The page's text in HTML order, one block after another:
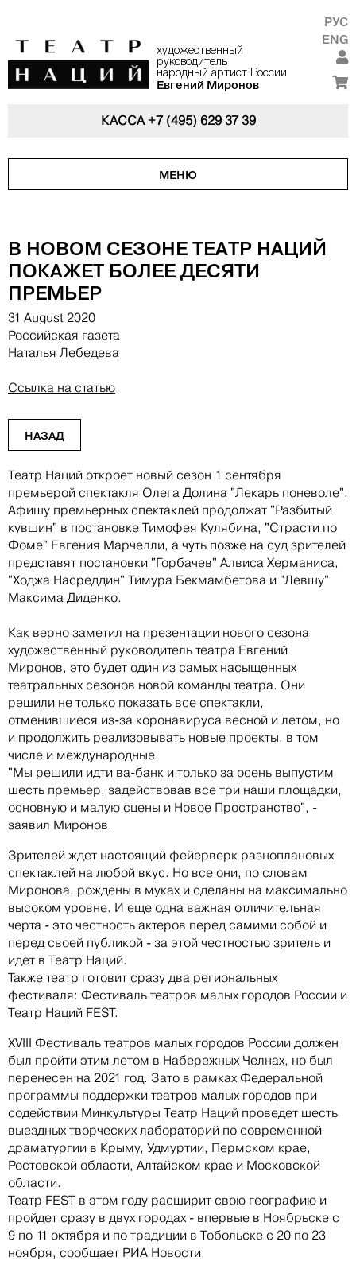
художественный
руководитель
народный артист России
Евгений Миронов
РУС
ENG
КАССА+7 (495) 629 37 39
МЕНЮ
В НОВОМ СЕЗОНЕ ТЕАТР НАЦИЙ
ПОКАЖЕТ БОЛЕЕ ДЕСЯТИ
ПРЕМЬЕР
31 August 2020
Российская газета
Наталья Лебедева
Ссылка на статью
НАЗАД
Театр Наций откроет новый сезон 1 сентября
премьерой спектакля Олега Долина "Лекарь поневоле".
Афишу премьерных спектаклей продолжат "Разбитый
кувшин" в постановке Тимофея Кулябина, "Страсти по
Фоме" Евгения Марчелли, а чуть позже на суд зрителей
представят постановки "Горбачев" Алвиса Херманиса,
"Ходжа Насреддин" Тимура Бекмамбетова и "Левшу"
Максима Диденко.
Как верно заметил на презентации нового сезона
художественный руководитель театра Евгений
Миронов, это будет один из самых насыщенных
театральных сезонов новой команды театра. Они
решили не только показать все спектакли,
отменившиеся из-за коронавируса весной и летом, но
и продолжить реализовывать новые проекты, в том
числе и международные.
"Мы решили идти ва-банк и только за осень выпустим
шесть премьер, задействовав все три наши площадки,
основную и малую сцены и Новое Пространство", -
заявил Миронов.
Зрителей ждет настоящий фейерверк разноплановых
спектаклей на любой вкус. Но все они, по словам
Миронова, рождены в муках и сделаны на максимально
высоком уровне. И еще одна важная отличительная
черта - это честность актеров перед самими собой и
перед своей публикой - за этой честностью зритель и
идет в Театр Наций.
Также театр готовит сразу два региональных
фестиваля: Фестиваль театров малых городов России и
Театр Наций FEST.
XVIII Фестиваль театров малых городов России должен
был пройти этим летом в Набережных Челнах, но был
перенесен на 2021 год. Зато в рамках Федеральной
программы поддержки театров малых городов при
содействии Минкультуры Театр Наций проведет шесть
выездных творческих лабораторий по современной
драматургии в Крыму, Удмуртии, Пермском крае,
Ростовской области, Алтайском крае и Московской
области.
Театр FEST в этом году расширит свою географию и
пройдет сразу в двух городах - впервые в Ноябрьске с
9 по 11 октября и по традиции в Тобольске с 20 по 23
ноября, сообщает РИА Новости.